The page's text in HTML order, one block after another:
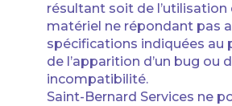
résultant soit de l’utilisation
matériel ne répondant pas
spécifications indiquées au
de l’apparition d’un bug ou
incompatibilité.
Saint-Bernard Services ne